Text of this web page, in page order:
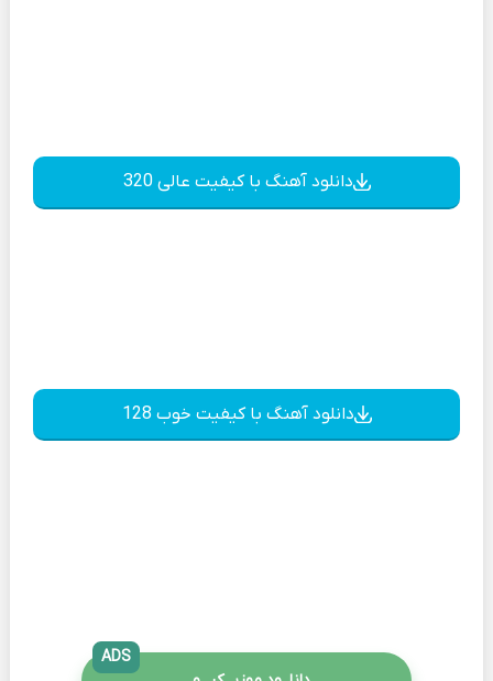
دانلود آهنگ با کیفیت عالی 320
دانلود آهنگ با کیفیت خوب 128
ADS